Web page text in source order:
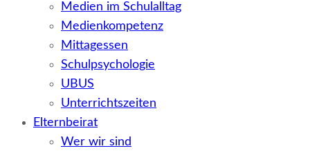
Medien im Schulalltag
Medienkompetenz
Mittagessen
Schulpsychologie
UBUS
Unterrichtszeiten
Elternbeirat
Wer wir sind